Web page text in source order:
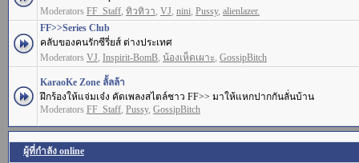
Moderators FF_Staff, ทิวทิวา, VJ, nini, Pussy, alienlazer.
FF>>Series Club
คลับของคนรักซีรี่ยส์ ต่างประเทศ
Moderators VJ, Inspirit-BomB, น้องเห็ดเผาะ, GossipBitch
KaraoKe Zone ลั้ลล้า
ฝึกร้องให้แจ่มเจ๋ง คัดเพลงสไตล์ชาว FF>> มาให้แหกปากกันลั่นบ้าน
Moderators FF_Staff, Pussy, GossipBitch
ผู้ที่กำลัง online